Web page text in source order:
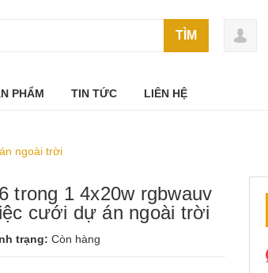
TÌM
PHẨM TIN TỨC LIÊN HỆ
ngoài trời
trong 1 4x20w rgbwauv
cưới dự án ngoài trời
trạng: Còn hàng